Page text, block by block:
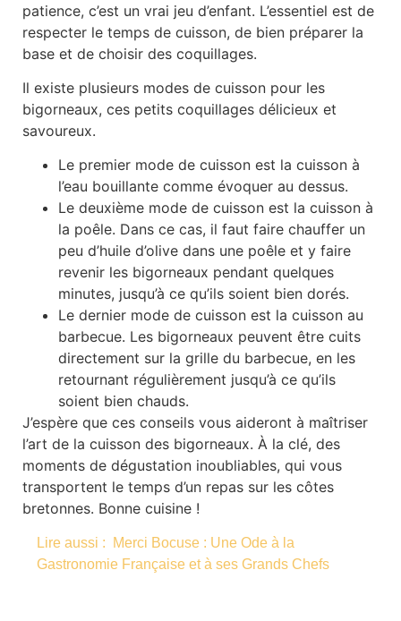
patience, c’est un vrai jeu d’enfant. L’essentiel est de
respecter le temps de cuisson, de bien préparer la
base et de choisir des coquillages.
Il existe plusieurs modes de cuisson pour les
bigorneaux, ces petits coquillages délicieux et
savoureux.
Le premier mode de cuisson est la cuisson à
l’eau bouillante comme évoquer au dessus.
Le deuxième mode de cuisson est la cuisson à
la poêle. Dans ce cas, il faut faire chauffer un
peu d’huile d’olive dans une poêle et y faire
revenir les bigorneaux pendant quelques
minutes, jusqu’à ce qu’ils soient bien dorés.
Le dernier mode de cuisson est la cuisson au
barbecue. Les bigorneaux peuvent être cuits
directement sur la grille du barbecue, en les
retournant régulièrement jusqu’à ce qu’ils
soient bien chauds.
J’espère que ces conseils vous aideront à maîtriser
l’art de la cuisson des bigorneaux. À la clé, des
moments de dégustation inoubliables, qui vous
transportent le temps d’un repas sur les côtes
bretonnes. Bonne cuisine !
Lire aussi :
Merci Bocuse : Une Ode à la
Gastronomie Française et à ses Grands Chefs